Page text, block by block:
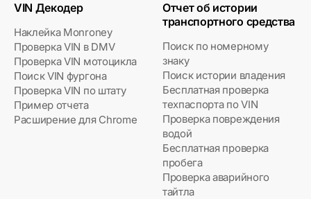
VIN Декодер
Наклейка Monroney
Проверка VIN в DMV
Проверка VIN мотоцикла
Поиск VIN фургона
Проверка VIN по штату
Пример отчета
Расширение для Chrome
Отчет об истории
транспортного средства
Поиск по номерному
знаку
Поиск истории владения
Бесплатная проверка
техпаспорта по VIN
Проверка повреждения
водой
Бесплатная проверка
пробега
Проверка аварийного
тайтла